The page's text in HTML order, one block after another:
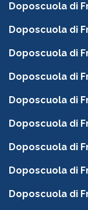
Doposcuola di
Doposcuola di
Doposcuola di
Doposcuola di
Doposcuola di
Doposcuola di
Doposcuola di
Doposcuola di
Doposcuola di